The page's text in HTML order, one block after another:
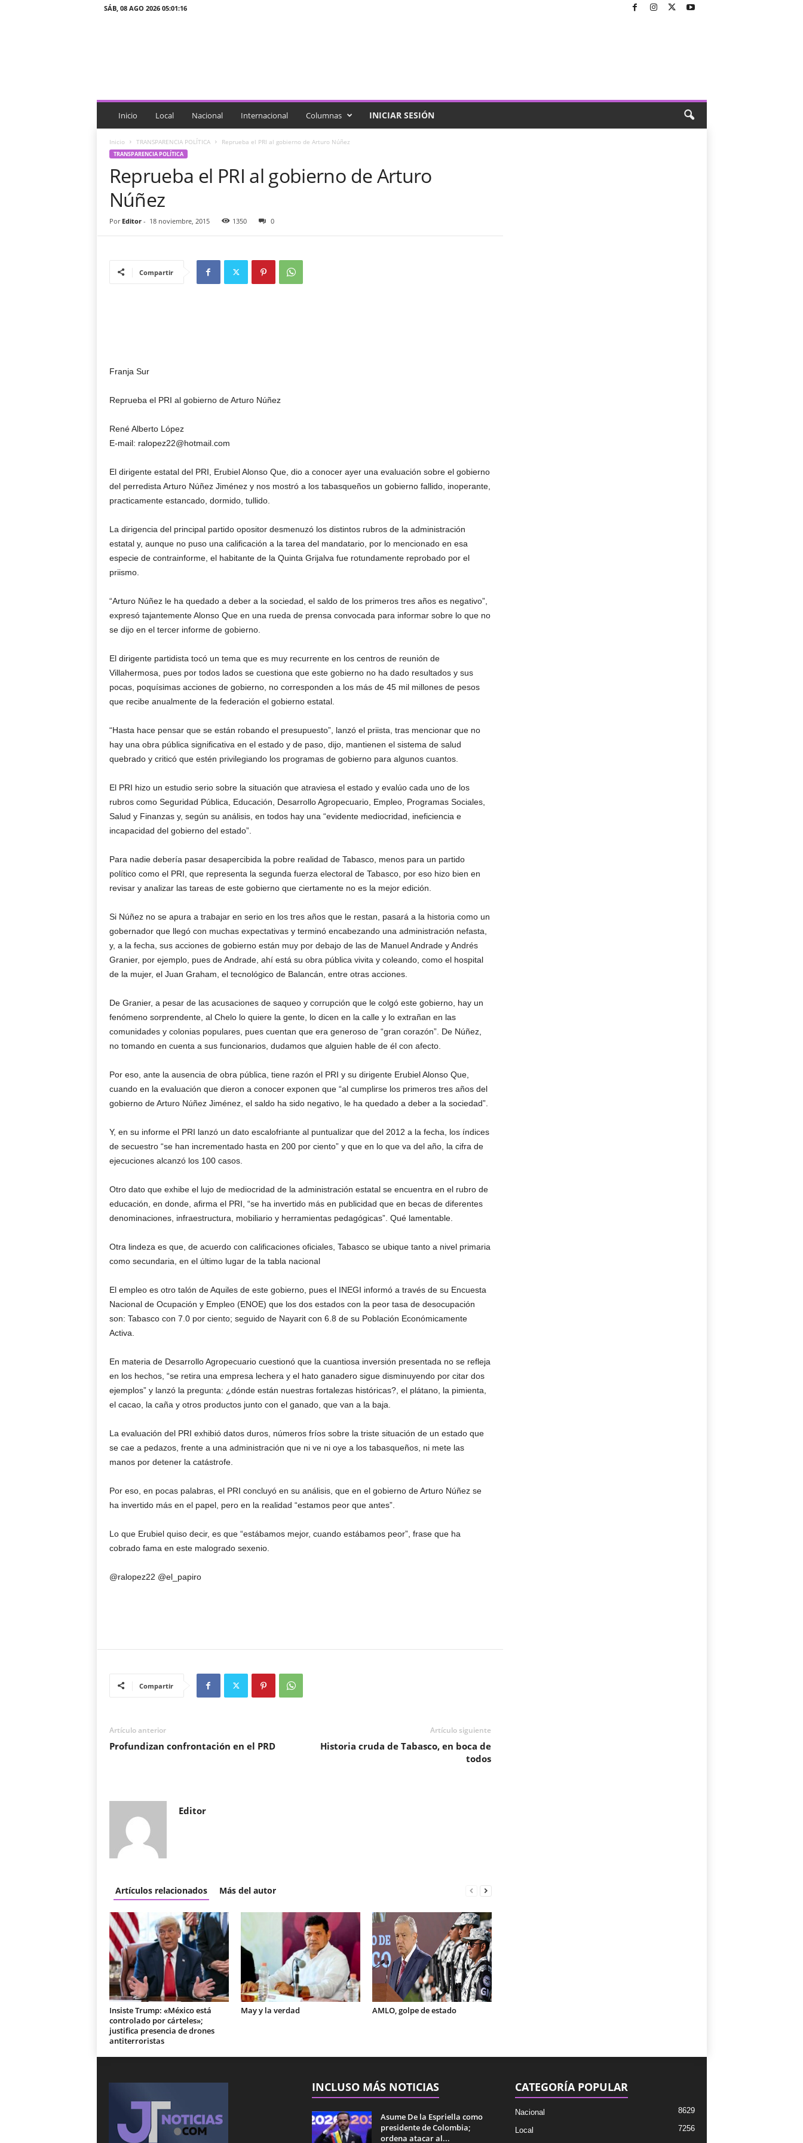
SÁB, 08 AGO 2026 05:01:16
c
a
Inicio Local Nacional Internacional Columnas INICIAR SESIÓN
Inicio TRANSPARENCIA POLÍTICA Reprueba el PRI al gobierno de Arturo Núñez
TRANSPARENCIA POLÍTICA
Reprueba el PRI al gobierno de Arturo
Núñez
Por Editor- 18 noviembre, 2015 1350 0
Compartir
Franja Sur
Reprueba el PRI al gobierno de Arturo Núñez
René Alberto López
E-mail: ralopez22@hotmail.com
El dirigente estatal del PRI, Erubiel Alonso Que, dio a conocer ayer una evaluación sobre el gobierno
del perredista Arturo Núñez Jiménez y nos mostró a los tabasqueños un gobierno fallido, inoperante,
practicamente estancado, dormido, tullido.
La dirigencia del principal partido opositor desmenuzó los distintos rubros de la administración
estatal y, aunque no puso una calificación a la tarea del mandatario, por lo mencionado en esa
especie de contrainforme, el habitante de la Quinta Grijalva fue rotundamente reprobado por el
priismo.
“Arturo Núñez le ha quedado a deber a la sociedad, el saldo de los primeros tres años es negativo”,
expresó tajantemente Alonso Que en una rueda de prensa convocada para informar sobre lo que no
se dijo en el tercer informe de gobierno.
El dirigente partidista tocó un tema que es muy recurrente en los centros de reunión de
Villahermosa, pues por todos lados se cuestiona que este gobierno no ha dado resultados y sus
pocas, poquísimas acciones de gobierno, no corresponden a los más de 45 mil millones de pesos
que recibe anualmente de la federación el gobierno estatal.
“Hasta hace pensar que se están robando el presupuesto”, lanzó el priista, tras mencionar que no
hay una obra pública significativa en el estado y de paso, dijo, mantienen el sistema de salud
quebrado y criticó que estén privilegiando los programas de gobierno para algunos cuantos.
El PRI hizo un estudio serio sobre la situación que atraviesa el estado y evalúo cada uno de los
rubros como Seguridad Pública, Educación, Desarrollo Agropecuario, Empleo, Programas Sociales,
Salud y Finanzas y, según su análisis, en todos hay una “evidente mediocridad, ineficiencia e
incapacidad del gobierno del estado”.
Para nadie debería pasar desapercibida la pobre realidad de Tabasco, menos para un partido
político como el PRI, que representa la segunda fuerza electoral de Tabasco, por eso hizo bien en
revisar y analizar las tareas de este gobierno que ciertamente no es la mejor edición.
Si Núñez no se apura a trabajar en serio en los tres años que le restan, pasará a la historia como un
gobernador que llegó con muchas expectativas y terminó encabezando una administración nefasta,
y, a la fecha, sus acciones de gobierno están muy por debajo de las de Manuel Andrade y Andrés
Granier, por ejemplo, pues de Andrade, ahí está su obra pública vivita y coleando, como el hospital
de la mujer, el Juan Graham, el tecnológico de Balancán, entre otras acciones.
De Granier, a pesar de las acusaciones de saqueo y corrupción que le colgó este gobierno, hay un
fenómeno sorprendente, al Chelo lo quiere la gente, lo dicen en la calle y lo extrañan en las
comunidades y colonias populares, pues cuentan que era generoso de “gran corazón”. De Núñez,
no tomando en cuenta a sus funcionarios, dudamos que alguien hable de él con afecto.
Por eso, ante la ausencia de obra pública, tiene razón el PRI y su dirigente Erubiel Alonso Que,
cuando en la evaluación que dieron a conocer exponen que “al cumplirse los primeros tres años del
gobierno de Arturo Núñez Jiménez, el saldo ha sido negativo, le ha quedado a deber a la sociedad”.
Y, en su informe el PRI lanzó un dato escalofriante al puntualizar que del 2012 a la fecha, los índices
de secuestro “se han incrementado hasta en 200 por ciento” y que en lo que va del año, la cifra de
ejecuciones alcanzó los 100 casos.
Otro dato que exhibe el lujo de mediocridad de la administración estatal se encuentra en el rubro de
educación, en donde, afirma el PRI, “se ha invertido más en publicidad que en becas de diferentes
denominaciones, infraestructura, mobiliario y herramientas pedagógicas”. Qué lamentable.
Otra lindeza es que, de acuerdo con calificaciones oficiales, Tabasco se ubique tanto a nivel primaria
como secundaria, en el último lugar de la tabla nacional
El empleo es otro talón de Aquiles de este gobierno, pues el INEGI informó a través de su Encuesta
Nacional de Ocupación y Empleo (ENOE) que los dos estados con la peor tasa de desocupación
son: Tabasco con 7.0 por ciento; seguido de Nayarit con 6.8 de su Población Económicamente
Activa.
En materia de Desarrollo Agropecuario cuestionó que la cuantiosa inversión presentada no se refleja
en los hechos, “se retira una empresa lechera y el hato ganadero sigue disminuyendo por citar dos
ejemplos” y lanzó la pregunta: ¿dónde están nuestras fortalezas históricas?, el plátano, la pimienta,
el cacao, la caña y otros productos junto con el ganado, que van a la baja.
La evaluación del PRI exhibió datos duros, números fríos sobre la triste situación de un estado que
se cae a pedazos, frente a una administración que ni ve ni oye a los tabasqueños, ni mete las
manos por detener la catástrofe.
Por eso, en pocas palabras, el PRI concluyó en su análisis, que en el gobierno de Arturo Núñez se
ha invertido más en el papel, pero en la realidad “estamos peor que antes”.
Lo que Erubiel quiso decir, es que “estábamos mejor, cuando estábamos peor”, frase que ha
cobrado fama en este malogrado sexenio.
@ralopez22 @el_papiro
Compartir
Artículo anterior
Profundizan confrontación en el PRD
Artículo siguiente
Historia cruda de Tabasco, en boca de
todos
Editor
Artículos relacionados Más del autor
Insiste Trump: «México está
controlado por cárteles»;
justifica presencia de drones
antiterroristas
May y la verdad AMLO, golpe de estado
INCLUSO MÁS NOTICIAS
Asume De la Espriella como
presidente de Colombia;
ordena atacar al...
CATEGORÍA POPULAR
Nacional 8629
Local
7256